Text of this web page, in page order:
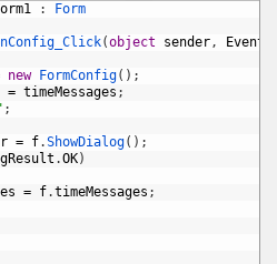
:
Form
(object sender,
new FormConfig( ) ;
= timeMessages ;
;
= f.ShowDialog( ) ;
.OK)
= f.timeMessages ;